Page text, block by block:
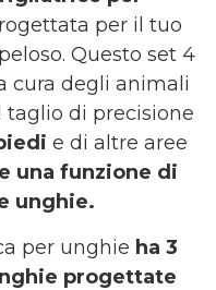
per il tuo
Questo set 4
cura degli animali
di precisione
e di altre aree
una funzione di
unghie.
per unghie ha 3
progettate